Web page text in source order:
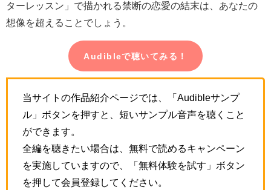
ターレッスン」で描かれる禁断の恋愛の結末は、あなたの
想像を超えることでしょう。
Audibleで聴いてみる！
当サイトの作品紹介ページでは、「Audibleサンプ
ル」ボタンを押すと、短いサンプル音声を聴くこと
ができます。
全編を聴きたい場合は、無料で読めるキャンペーン
を実施していますので、「無料体験を試す」ボタン
を押して会員登録してください。